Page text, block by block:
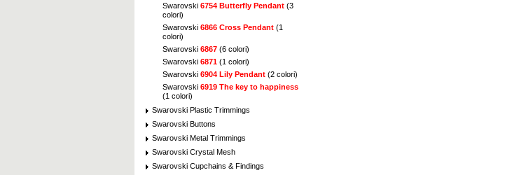
Swarovski 6754 Butterfly Pendant (3
colori)
Swarovski 6866 Cross Pendant (1
colori)
Swarovski 6867 (6 colori)
Swarovski 6871 (1 colori)
Swarovski 6904 Lily Pendant (2 colori)
Swarovski 6919 The key to happiness
(1 colori)
Swarovski Plastic Trimmings
Swarovski Buttons
Swarovski Metal Trimmings
Swarovski Crystal Mesh
Swarovski Cupchains & Findings